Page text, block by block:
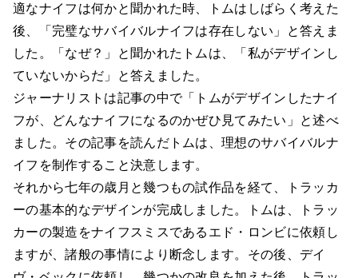
適なナイフは何かと聞かれた時、トムはしばらく考えた
後、「完璧なサバイバルナイフは存在しない」と答えま
した。「なぜ？」と聞かれたトムは、「私がデザインし
ていないからだ」と答えました。
ジャーナリストは記事の中で「トムがデザインしたナイ
フが、どんなナイフになるのかぜひ見てみたい」と述べ
ました。その記事を読んだトムは、理想のサバイバルナ
イフを制作すること決意します。
それから七年の歳月と幾つもの試作品を経て、トラッカ
ーの基本的なデザインが完成しました。トムは、トラッ
カーの製造をナイフスミスであるエド・ロンビに依頼し
ますが、諸般の事情により断念します。その後、デイ